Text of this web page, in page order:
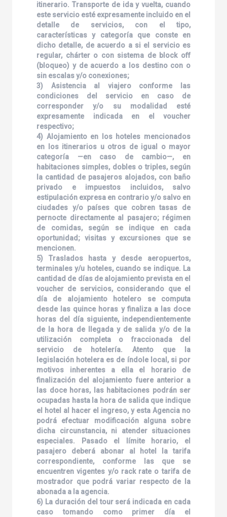
itinerario. Transporte de ida y vuelta, cuando
este servicio esté expresamente incluido en el
detalle de servicios, con el tipo,
características y categoría que conste en
dicho detalle, de acuerdo a si el servicio es
regular, chárter o con sistema de block off
(bloqueo) y de acuerdo a los destino con o
sin escalas y/o conexiones;
3) Asistencia al viajero conforme las
condiciones del servicio en caso de
corresponder y/o su modalidad esté
expresamente indicada en el voucher
respectivo;
4) Alojamiento en los hoteles mencionados
en los itinerarios u otros de igual o mayor
categoría —en caso de cambio—, en
habitaciones simples, dobles o triples, según
la cantidad de pasajeros alojados, con baño
privado e impuestos incluidos, salvo
estipulación expresa en contrario y/o salvo en
ciudades y/o países que cobren tasas de
pernocte directamente al pasajero; régimen
de comidas, según se indique en cada
oportunidad; visitas y excursiones que se
mencionen.
5) Traslados hasta y desde aeropuertos,
terminales y/u hoteles, cuando se indique. La
cantidad de días de alojamiento prevista en el
voucher de servicios, considerando que el
día de alojamiento hotelero se computa
desde las quince horas y finaliza a las doce
horas del día siguiente, independientemente
de la hora de llegada y de salida y/o de la
utilización completa o fraccionada del
servicio de hotelería. Atento que la
legislación hotelera es de índole local, si por
motivos inherentes a ella el horario de
finalización del alojamiento fuere anterior a
las doce horas, las habitaciones podrán ser
ocupadas hasta la hora de salida que indique
el hotel al hacer el ingreso, y esta Agencia no
podrá efectuar modificación alguna sobre
dicha circunstancia, ni atender situaciones
especiales. Pasado el límite horario, el
pasajero deberá abonar al hotel la tarifa
correspondiente, conforme las que se
encuentren vigentes y/o rack rate o tarifa de
mostrador que podrá variar respecto de la
abonada a la agencia.
6) La duración del tour será indicada en cada
caso tomando como primer día el